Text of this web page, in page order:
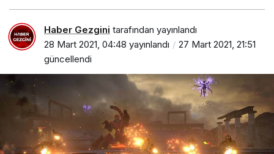
Haber Gezgini tarafından yayınlandı
28 Mart 2021, 04:48 yayınlandı
27 Mart 2021, 21:51
güncellendi